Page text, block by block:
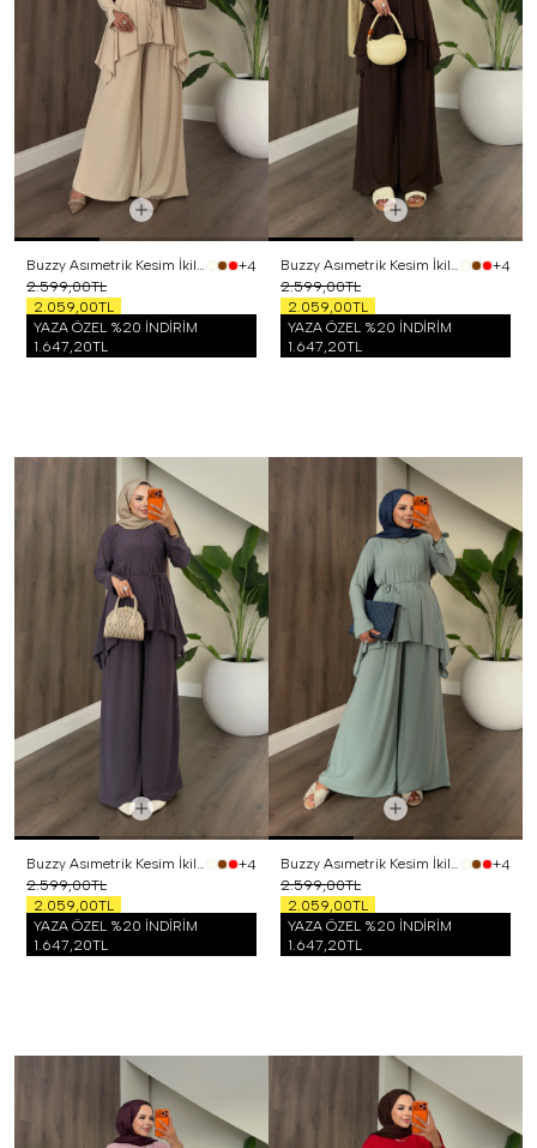
Buzzy Asımetrik Kesim İkili Takım Bej
+4
2.599,00TL
2.059,00TL
YAZA ÖZEL %20 İNDİRİM
1.647,20TL
Buzzy Asımetrik Kesim İkili Takım Kahverengi
+4
2.599,00TL
2.059,00TL
YAZA ÖZEL %20 İNDİRİM
1.647,20TL
Buzzy Asımetrik Kesim İkili Takım Mor
+4
2.599,00TL
2.059,00TL
YAZA ÖZEL %20 İNDİRİM
1.647,20TL
Buzzy Asımetrik Kesim İkili Takım Mint
+4
2.599,00TL
2.059,00TL
YAZA ÖZEL %20 İNDİRİM
1.647,20TL